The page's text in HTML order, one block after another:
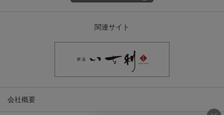
関連サイト
会社概要